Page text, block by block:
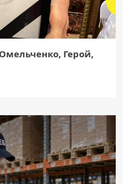
Герой,